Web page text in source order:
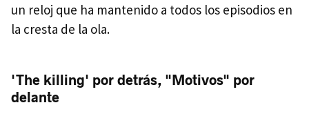
un reloj que ha mantenido a todos los episodios en
la cresta de la ola.
'The killing' por detrás, "Motivos" por
delante